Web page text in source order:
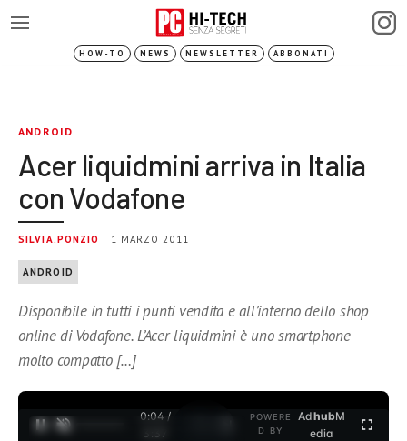
HOW-TO NEWS NEWSLETTER ABBONATI
ANDROID
Acer liquidmini arriva in Italia
con Vodafone
SILVIA.PONZIO | 1 MARZO 2011
ANDROID
Disponibile in tutti i punti vendita e all’interno dello shop
online di Vodafone. L’Acer liquidmini è uno smartphone
molto compatto […]
0:04 /
3:37
POWERE
D BY
AdhubM
edia